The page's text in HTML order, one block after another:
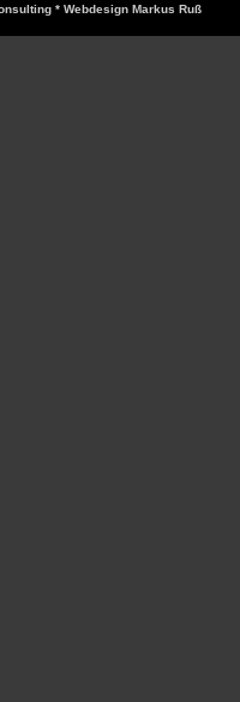
* Webdesign Markus Ruß